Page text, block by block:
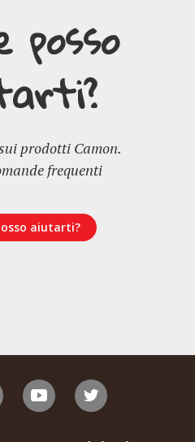
posso
prodotti Camon.
frequenti
aiutarti?